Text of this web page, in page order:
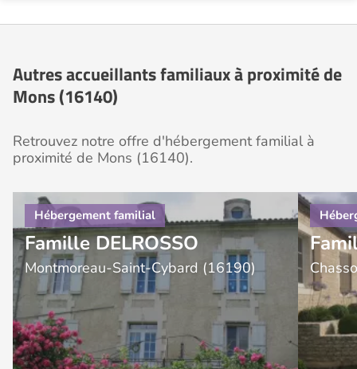
Autres accueillants familiaux à proximité de
Mons (16140)
Retrouvez notre offre d'hébergement familial à
proximité de Mons (16140).
Famille DELROSSO
Montmoreau-Saint-Cybard (16190)